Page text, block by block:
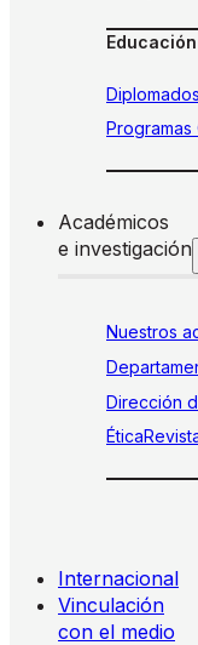
Académicos
e investigación
Nuestros
Dirección
Ética
Internacional
Vinculación
con el medio